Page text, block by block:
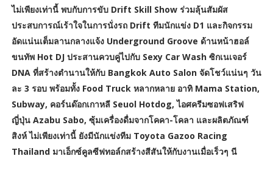
ไม่เพียงเท่านี้ พบกับการขับ Drift Skill Show ร่วมลุ้นสัมผัส
ประสบการณ์เร้าใจในการนั่งรถ Drift ทีมนักแข่ง D1 และกิจกรรม
อัดแน่นเต็มลานกลางแจ้ง Underground Groove ด้านหน้าฮอล์
ขนทัพ Hot DJ ประสานควบคู่ไปกับ Sexy Car Wash ซิกเนเจอร์
DNA ที่สร้างตำนานให้กับ Bangkok Auto Salon จัดโชว์แน่นๆ วัน
ละ 3 รอบ พร้อมทั้ง Food Truck หลากหลาย อาทิ Mama Station,
Subway, คอร์นด๊อกเกาหลี Seuol Hotdog, ไอศครีมซอฟเสริฟ
ญี่ปุ่น Azabu Sabo, ซุ้มเครื่องดื่มจากโคคา-โคลา และผลิตภัณฑ์
สิงห์ ไม่เพียงเท่านี้ ยังมีนักแข่งทีม Toyota Gazoo Racing
Thailand มาเอ็กซ์คูลซีฟทอล์กสร้างสีสันให้กับงานเมื่อเร็วๆ นี